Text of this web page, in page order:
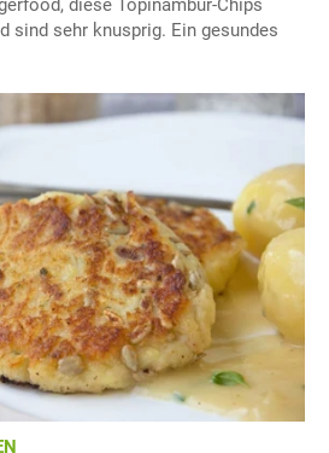
diese Topinambur-Chips
sind sehr knusprig. Ein gesundes